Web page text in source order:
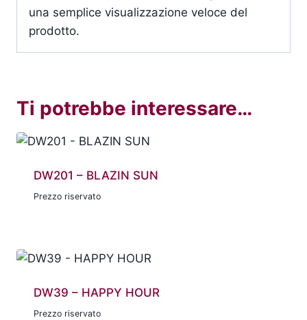
una semplice visualizzazione veloce del
prodotto.
Ti potrebbe interessare…
DW201 – BLAZIN SUN
Prezzo riservato
DW39 – HAPPY HOUR
Prezzo riservato